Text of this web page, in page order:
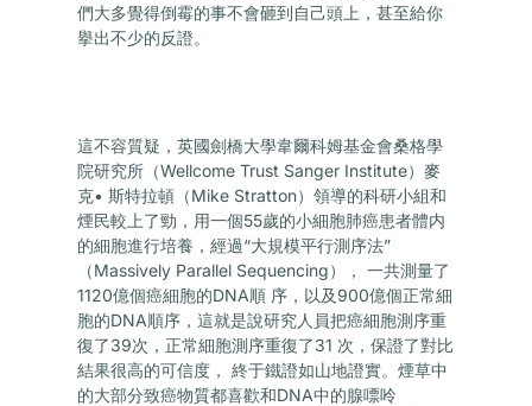
們大多覺得倒霉的事不會砸到自己頭上，甚至給你
擧出不少的反證。
這不容質疑，英國劍橋大學韋爾科姆基金會桑格學
院研究所（Wellcome Trust Sanger Institute）麥
克• 斯特拉頓（Mike Stratton）領導的科研小組和
煙民較上了勁，用一個55歲的小細胞肺癌患者體内
的細胞進行培養，經過“大規模平行測序法”
（Massively Parallel Sequencing）， 一共測量了
1120億個癌細胞的DNA順 序，以及900億個正常細
胞的DNA順序，這就是說研究人員把癌細胞測序重
復了39次，正常細胞測序重復了31 次，保證了對比
結果很高的可信度， 終于鐵證如山地證實。煙草中
的大部分致癌物質都喜歡和DNA中的腺嘌呤